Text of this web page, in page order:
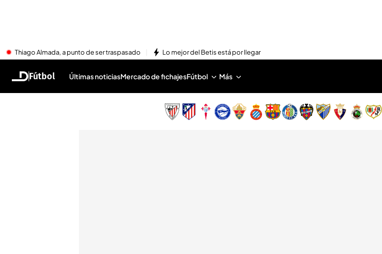
Thiago Almada, a punto de ser traspasado Lo mejor del Betis está por llegar
Fútbol Últimas noticiasMercado de fichajesFútbol Más